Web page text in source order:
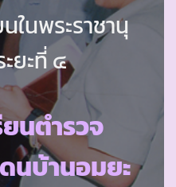
ในพระราชานุ
ะยะที่ ๔
นตำรวจ
นบ้านอมยะ